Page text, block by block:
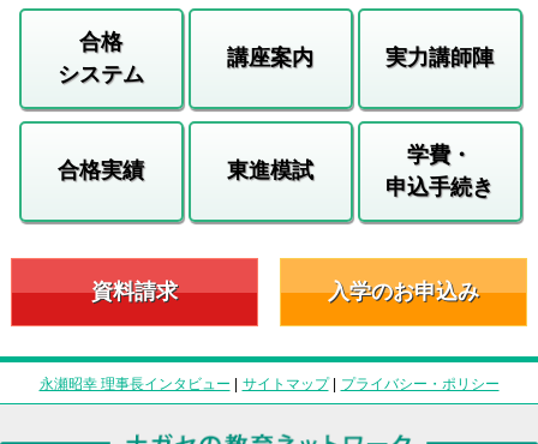
合格
システム
講座案内 実力講師陣
合格実績 東進模試
学費・
申込手続き
資料請求 入学のお申込み
永瀬昭幸 理事長インタビュー | サイトマップ| プライバシー・ポリシー